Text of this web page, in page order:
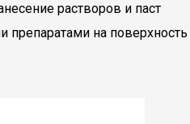
растворов и паст
на поверхность